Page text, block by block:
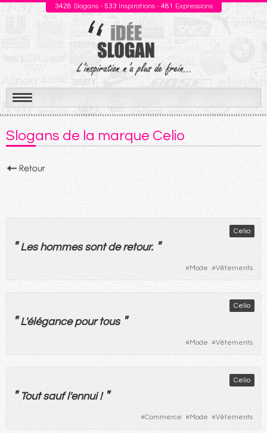
3428 Slogans - 533 Inspirations - 481 Expressions
Aller
au
contenu
Slogans de la marque Celio
Celio
" Les hommes sont de retour. "
#Mode #Vêtements
Celio
"L'élégance pour tous "
#Mode #Vêtements
Celio
" Tout saufl'ennui! "
#Commerce #Mode #Vêtements